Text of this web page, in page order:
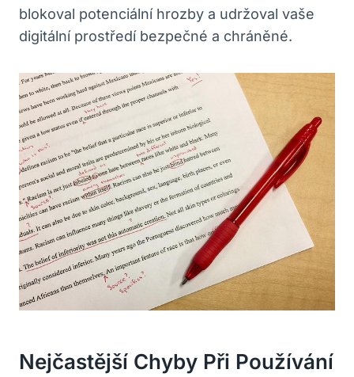
blokoval potenciální hrozby a udržoval vaše
digitální prostředí bezpečné a chráněné.
Nejčastější Chyby Při Používání